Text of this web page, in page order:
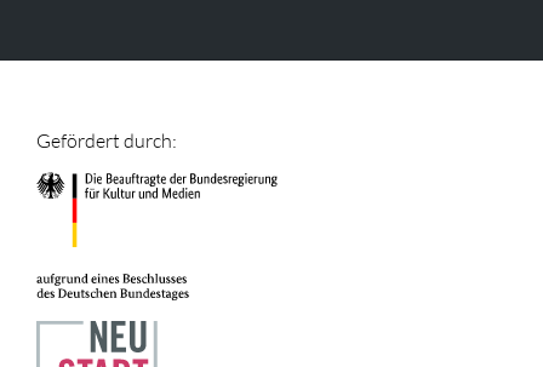
Gefördert durch: